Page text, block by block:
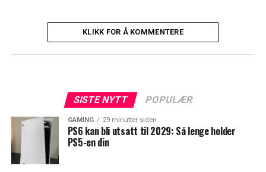
KLIKK FOR Å KOMMENTERE
SISTE NYTT POPULÆR
GAMING 29 minutter siden
PS6 kan bli utsatt til 2029: Så lenge holder
PS5-en din